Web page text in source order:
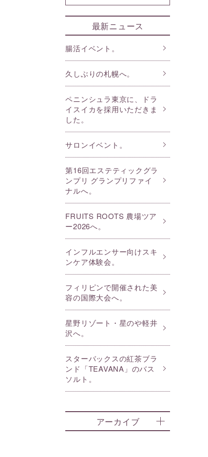
最新ニュース
腸活イベント。
久しぶりの札幌へ。
ペニンシュラ東京に、ドラ
イスイカを採用いただきま
した。
サロンイベント。
第16回エステティックグラ
ンプリ グランプリファイ
ナルへ。
FRUITS ROOTS 農場ツア
ー2026へ。
インフルエンサー向けスキ
ンケア体験会。
フィリピンで開催された美
容の国際大会へ。
星野リゾート・星のや軽井
沢へ。
スターバックスの紅茶ブラ
ンド「TEAVANA」のバス
ソルト。
アーカイブ